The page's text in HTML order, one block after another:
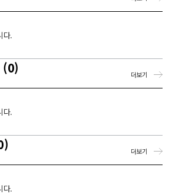
다.
(0)
다.
더보기
다.
더보기